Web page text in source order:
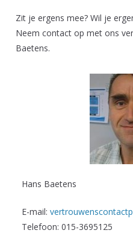
Zit je ergens mee? Wil je
Neem contact op met ons
Baetens.
Hans Baetens
E-mail:
Telefoon: 015-3695125